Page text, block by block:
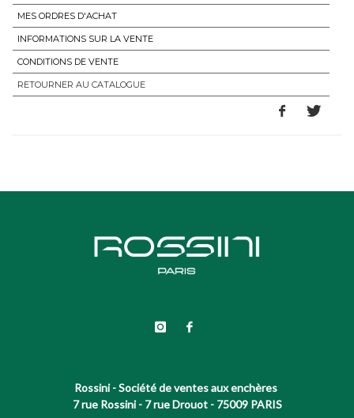
MES ORDRES D'ACHAT
INFORMATIONS SUR LA VENTE
CONDITIONS DE VENTE
RETOURNER AU CATALOGUE
Rossini - Société de ventes aux enchères
7 rue Rossini - 7 rue Drouot - 75009 PARIS